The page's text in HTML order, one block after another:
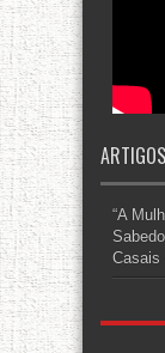
“A
Casais